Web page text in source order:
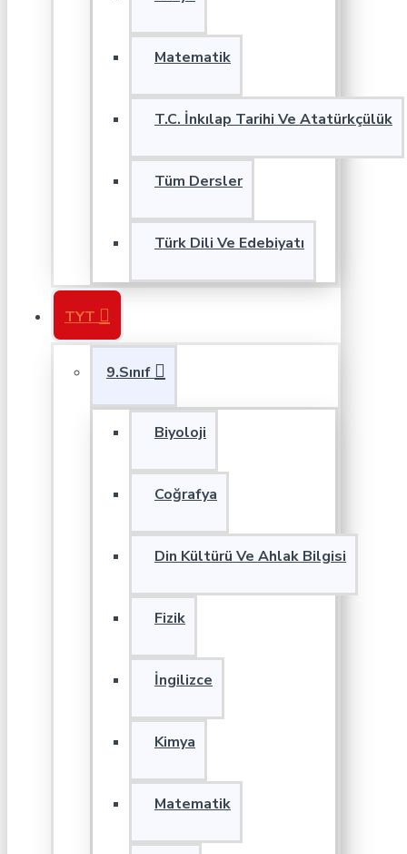
Matematik
T.C. İnkılap Tarihi Ve Atatürkçülük
Tüm Dersler
Türk Dili Ve Edebiyatı
TYT
9.Sınıf
Biyoloji
Coğrafya
Din Kültürü Ve Ahlak Bilgisi
Fizik
İngilizce
Kimya
Matematik